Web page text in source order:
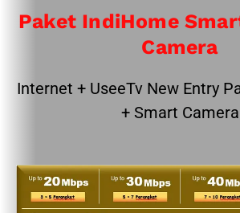
Paket IndiHome
Camera
Internet + UseeTv New Entry
+ Smart Camera